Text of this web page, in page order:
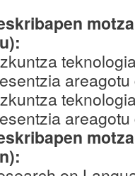
areagotu
areagotu